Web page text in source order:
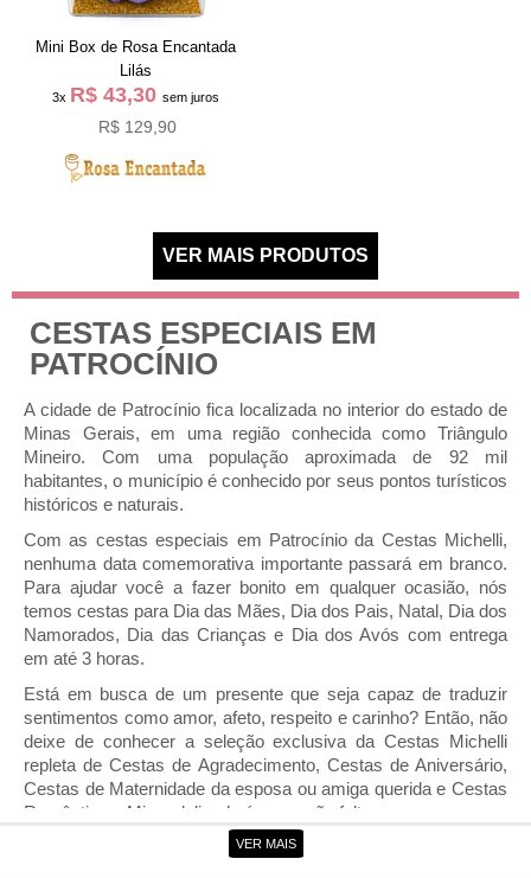
Mini Box de Rosa Encantada
Lilás
3x R$ 43,30 sem juros
R$ 129,90
CESTAS ESPECIAIS EM
PATROCÍNIO
A cidade de Patrocínio fica localizada no interior do estado de
Minas Gerais, em uma região conhecida como Triângulo
Mineiro. Com uma população aproximada de 92 mil
habitantes, o município é conhecido por seus pontos turísticos
históricos e naturais.
Com as cestas especiais em Patrocínio da Cestas Michelli,
nenhuma data comemorativa importante passará em branco.
Para ajudar você a fazer bonito em qualquer ocasião, nós
temos cestas para Dia das Mães, Dia dos Pais, Natal, Dia dos
Namorados, Dia das Crianças e Dia dos Avós com entrega
em até 3 horas.
Está em busca de um presente que seja capaz de traduzir
sentimentos como amor, afeto, respeito e carinho? Então, não
deixe de conhecer a seleção exclusiva da Cestas Michelli
repleta de Cestas de Agradecimento, Cestas de Aniversário,
Cestas de Maternidade da esposa ou amiga querida e Cestas
Românticas. Mimo delicado é o que não falta.
Entrega de Cestas em Patrocínio
VER MAIS